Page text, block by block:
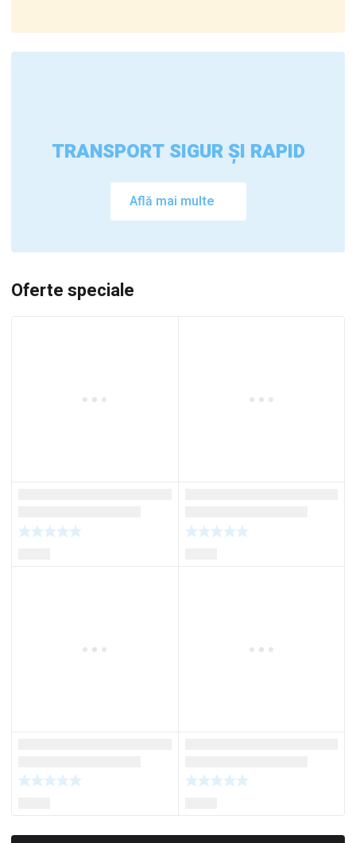
TRANSPORT SIGUR ȘI RAPID
Află mai multe
Oferte speciale